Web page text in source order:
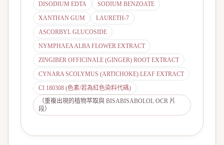
DISODIUM EDTA
SODIUM BENZOATE
XANTHAN GUM
LAURETH-7
ASCORBYL GLUCOSIDE
NYMPHAEA ALBA FLOWER EXTRACT
ZINGIBER OFFICINALE (GINGER) ROOT EXTRACT
CYNARA SCOLYMUS (ARTICHOKE) LEAF EXTRACT
CI 180308 (色素/若為紅色染料代碼)
（重複出現的植物萃取與 BISABISABOLOL OCR 片
段）